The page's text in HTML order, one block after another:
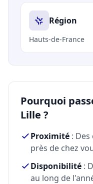
Région
Hauts-de-France
Pourquoi
Lille ?
Proximité :
près de chez
Disponibilité :
au long de